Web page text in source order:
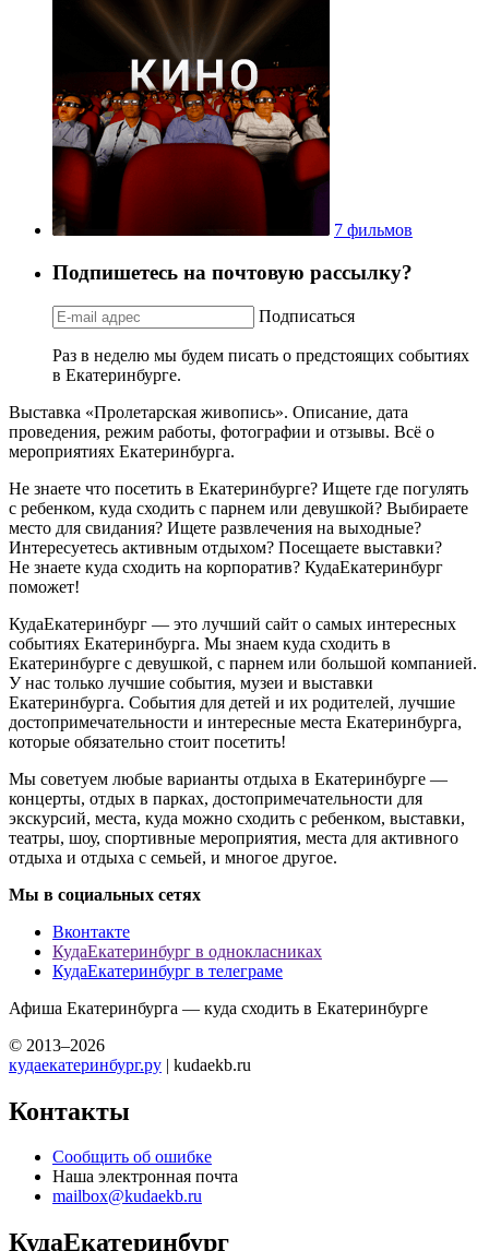
7 фильмов
Подпишетесь на почтовую рассылку?
Подписаться
Раз в неделю мы будем писать о предстоящих событиях
в Екатеринбурге.
Выставка «Пролетарская живопись». Описание, дата
проведения, режим работы, фотографии и отзывы. Всё о
мероприятиях Екатеринбурга.
Не знаете что посетить в Екатеринбурге? Ищете где погулять
с ребенком, куда сходить с парнем или девушкой? Выбираете
место для свидания? Ищете развлечения на выходные?
Интересуетесь активным отдыхом? Посещаете выставки?
Не знаете куда сходить на корпоратив? КудаЕкатеринбург
поможет!
КудаЕкатеринбург — это лучший сайт о самых интересных
событиях Екатеринбурга. Мы знаем куда сходить в
Екатеринбурге с девушкой, с парнем или большой компанией.
У нас только лучшие события, музеи и выставки
Екатеринбурга. События для детей и их родителей, лучшие
достопримечательности и интересные места Екатеринбурга,
которые обязательно стоит посетить!
Мы советуем любые варианты отдыха в Екатеринбурге —
концерты, отдых в парках, достопримечательности для
экскурсий, места, куда можно сходить с ребенком, выставки,
театры, шоу, спортивные мероприятия, места для активного
отдыха и отдыха с семьей, и многое другое.
Мы в социальных сетях
Вконтакте
КудаЕкатеринбург в однокласниках
КудаЕкатеринбург в телеграме
Афиша Екатеринбурга — куда сходить в Екатеринбурге
© 2013–2026
кудаекатеринбург.ру | kudaekb.ru
Контакты
Сообщить об ошибке
Наша электронная почта
mailbox@kudaekb.ru
КудаЕкатеринбург